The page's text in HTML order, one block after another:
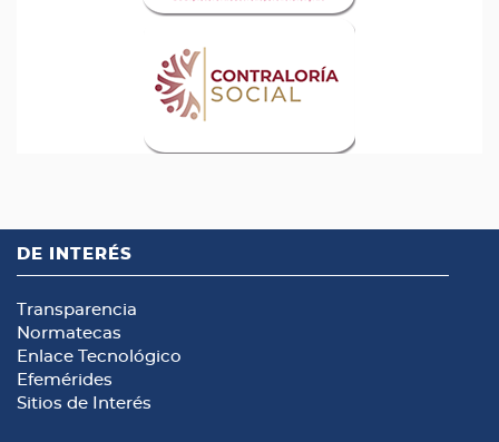
DE INTERÉS
Transparencia
Normatecas
Enlace Tecnológico
Efemérides
Sitios de Interés